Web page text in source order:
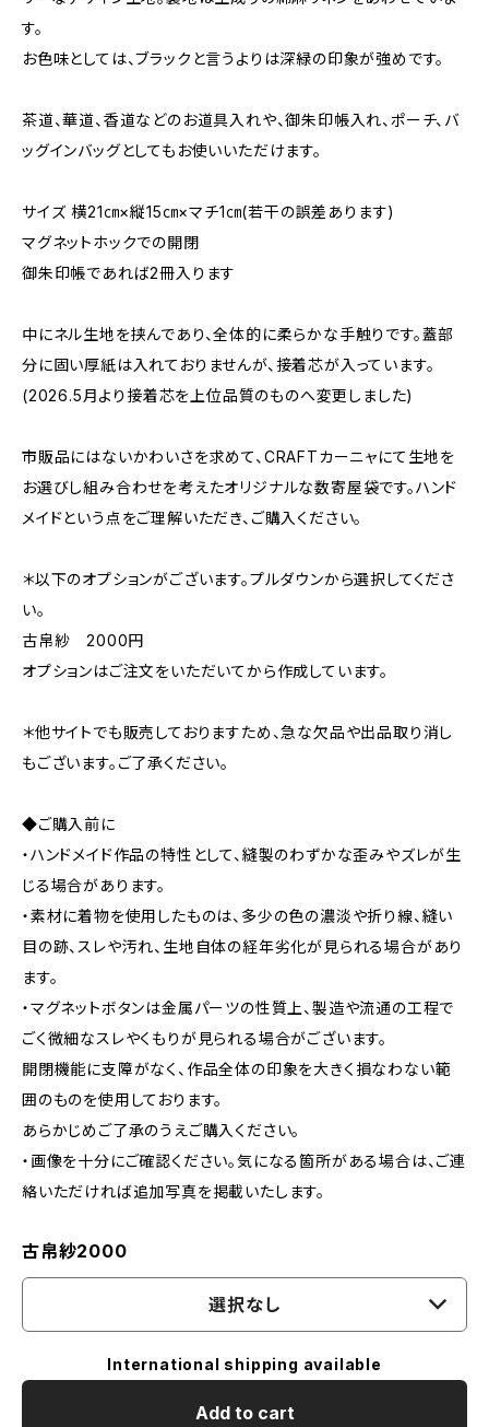
す。
お色味としては、ブラックと言うよりは深緑の印象が強めです。
茶道、華道、香道などのお道具入れや、御朱印帳入れ、ポーチ、バ
ッグインバッグとしてもお使いいただけます。
サイズ 横21㎝×縦15㎝×マチ1㎝(若干の誤差あります)
マグネットホックでの開閉
御朱印帳であれば2冊入ります
中にネル生地を挟んであり、全体的に柔らかな手触りです。蓋部
分に固い厚紙は入れておりませんが、接着芯が入っています。
(2026.5月より接着芯を上位品質のものへ変更しました)
市販品にはないかわいさを求めて、CRAFTカーニャにて生地を
お選びし組み合わせを考えたオリジナルな数寄屋袋です。ハンド
メイドという点をご理解いただき、ご購入ください。
＊以下のオプションがございます。プルダウンから選択してくださ
い。
古帛紗 2000円
オプションはご注文をいただいてから作成しています。
＊他サイトでも販売しておりますため、急な欠品や出品取り消し
もございます。ご了承ください。
◆ご購入前に
・ハンドメイド作品の特性として、縫製のわずかな歪みやズレが生
じる場合があります。
・素材に着物を使用したものは、多少の色の濃淡や折り線、縫い
目の跡、スレや汚れ、生地自体の経年劣化が見られる場合があり
ます。
・マグネットボタンは金属パーツの性質上、製造や流通の工程で
ごく微細なスレやくもりが見られる場合がございます。
開閉機能に支障がなく、作品全体の印象を大きく損なわない範
囲のものを使用しております。
あらかじめご了承のうえご購入ください。
・画像を十分にご確認ください。気になる箇所がある場合は、ご連
絡いただければ追加写真を掲載いたします。
古帛紗2000
選択なし
International shipping available
Add to cart